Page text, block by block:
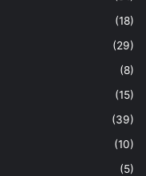
(18)
(29)
(8)
(15)
(39)
(10)
(5)